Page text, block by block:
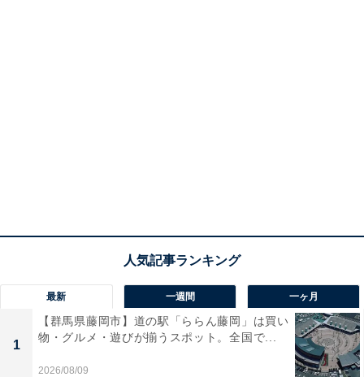
最新 一週間 一ヶ月
1
【群馬県藤岡市】道の駅「ららん藤岡」は買い
物・グルメ・遊びが揃うスポット。全国で...
2026/08/09